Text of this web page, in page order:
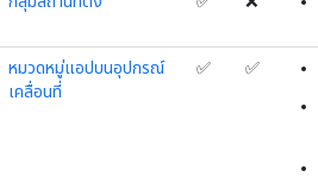
หมวดหมู่แอปบนอุปกรณ์
เคลื่อนที่
✅ ✅